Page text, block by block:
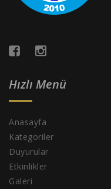
Hızlı Menü
Anasayfa
Kategoriler
Duyurular
Etkinlikler
Galeri